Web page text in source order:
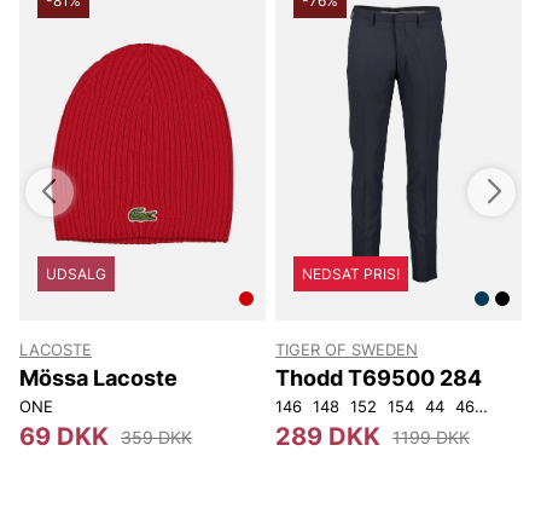
UDSALG
LACOSTE
Mössa Lacoste
ONE
69 DKK 359 DKK
NEDSAT PRIS!
TIGER OF SWEDEN
Thodd T69500 284
146 148 152 154 44 46 48
289 DKK 1199 DKK